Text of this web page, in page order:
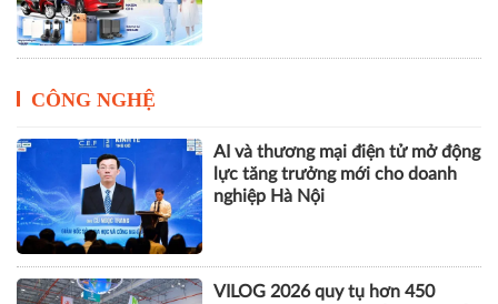
CÔNG NGHỆ
AI và thương mại điện tử mở động
lực tăng trưởng mới cho doanh
nghiệp Hà Nội
VILOG 2026 quy tụ hơn 450